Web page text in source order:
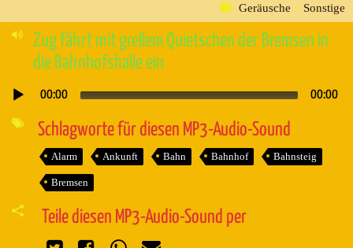
Geräusche » Sonstige
Zug fährt mit grellem Quietschen der Bremsen in
die Bahnhofshalle ein
Audio-
00:00 00:00
Schlagworte für diesen MP3-Audio-Sound
Alarm Ankunft Bahn Bahnhof Bahnsteig
Bremsen
Teile diesen MP3-Audio-Sound per